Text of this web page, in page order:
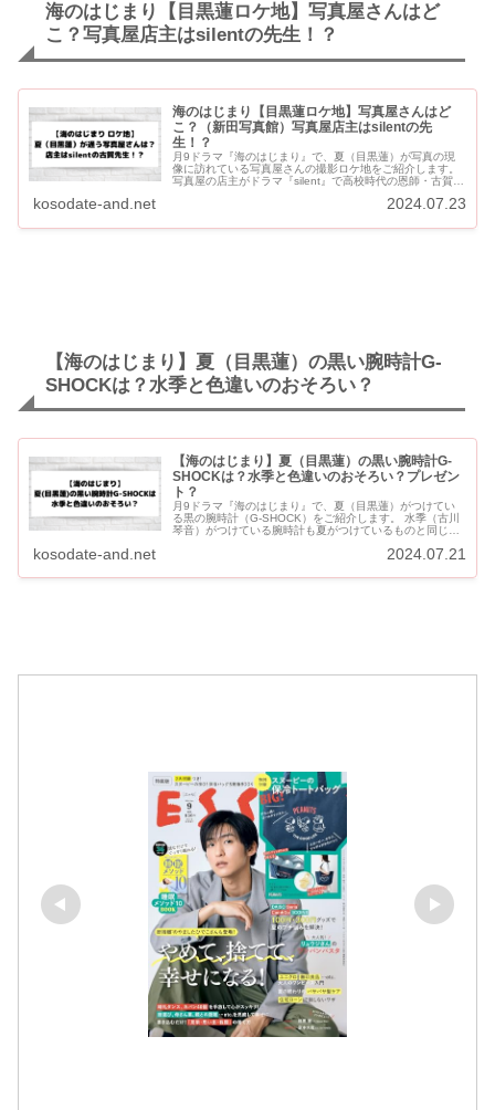
海のはじまり【目黒蓮ロケ地】写真屋さんはど
こ？写真屋店主はsilentの先生！？
海のはじまり【目黒蓮ロケ地】写真屋さんはど
こ？（新田写真館）写真屋店主はsilentの先
生！？
月9ドラマ『海のはじまり』で、夏（目黒蓮）が写真の現
像に訪れている写真屋さんの撮影ロケ地をご紹介します。
写真屋の店主がドラマ『silent』で高校時代の恩師・古賀先
kosodate-and.net 2024.07.23
【海のはじまり】夏（目黒蓮）の黒い腕時計G-
SHOCKは？水季と色違いのおそろい？
【海のはじまり】夏（目黒蓮）の黒い腕時計G-
SHOCKは？水季と色違いのおそろい？プレゼン
ト？
月9ドラマ『海のはじまり』で、夏（目黒蓮）がつけてい
る黒の腕時計（G-SHOCK）をご紹介します。 水季（古川
琴音）がつけている腕時計も夏がつけているものと同じシ
kosodate-and.net 2024.07.21